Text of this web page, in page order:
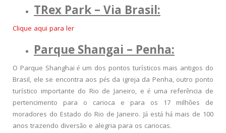
TRex Park – Via Brasil:
Clique aqui para ler
Parque Shangai – Penha:
O Parque Shanghai é um dos pontos turísticos mais antigos do
Brasil, ele se encontra aos pés da igreja da Penha, outro ponto
turístico importante do Rio de Janeiro, e é uma referência de
pertencimento para o carioca e para os 17 milhões de
moradores do Estado do Rio de Janeiro. Já está há mais de 100
anos trazendo diversão e alegria para os cariocas.